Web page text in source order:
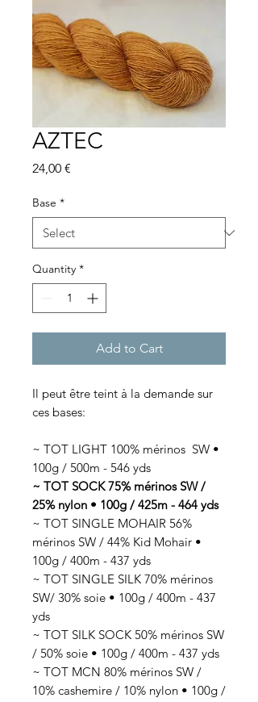
AZTEC
24,00 €
Base *
Quantity *
Add to Cart
Il peut être teint à la demande sur
ces bases:
~ TOT LIGHT 100% mérinos SW •
100g / 500m - 546 yds
~ TOT SOCK 75% mérinos SW /
25% nylon • 100g / 425m - 464 yds
~ TOT SINGLE MOHAIR 56%
mérinos SW / 44% Kid Mohair •
100g / 400m - 437 yds
~ TOT SINGLE SILK 70% mérinos
SW/ 30% soie • 100g / 400m - 437
yds
~ TOT SILK SOCK 50% mérinos SW
/ 50% soie • 100g / 400m - 437 yds
~ TOT MCN 80% mérinos SW /
10% cashemire / 10% nylon • 100g /